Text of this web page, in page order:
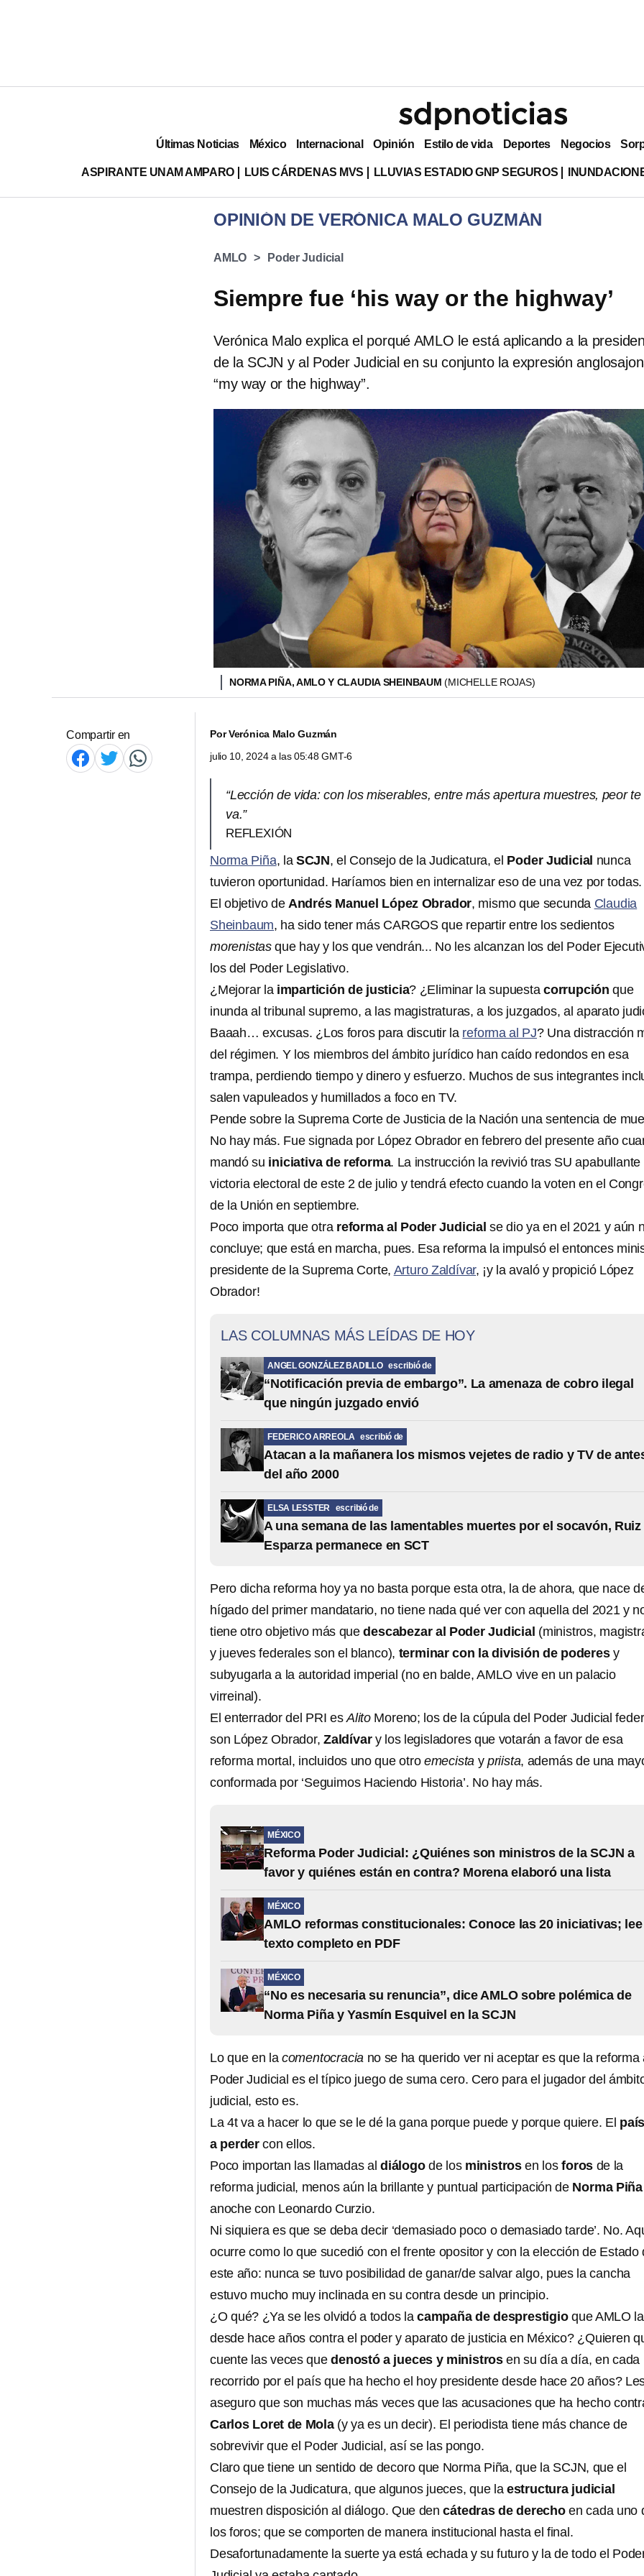
Últimas Noticias México Internacional Opinión Estilo de vida Deportes Negocios
ASPIRANTE UNAM AMPARO LUIS CÁRDENAS MVS LLUVIAS ESTADIO GNP SEGUROS
OPINIÓN DE VERÓNICA MALO GUZMÁN
AMLO Poder Judicial
Siempre fue ‘his way or the highway’
Verónica Malo explica el porqué AMLO le está aplicando a la
de la SCJN y al Poder Judicial en su conjunto la expresión
“my way or the highway”.
NORMA PIÑA, AMLO Y CLAUDIA SHEINBAUM(MICHELLE ROJAS)
Compartir en PorVerónica Malo Guzmán
julio 10, 2024 a las 05:48 GMT-6
“Lección de vida: con los miserables, entre más apertura muestres, peor te
va.”
REFLEXIÓN
Norma Piña, la SCJN, el Consejo de la Judicatura, el Poder Judicial nunca
tuvieron oportunidad. Haríamos bien en internalizar eso de una vez por todas.
El objetivo de Andrés Manuel López Obrador, mismo que secunda Claudia
Sheinbaum, ha sido tener más CARGOS que repartir entre los sedientos
morenistas que hay y los que vendrán... No les alcanzan los del Poder
los del Poder Legislativo.
¿Mejorar la impartición de justicia? ¿Eliminar la supuestacorrupción que
inunda al tribunal supremo, a las magistraturas, a los juzgados, al aparato
Baaah… excusas. ¿Los foros para discutir la reforma al PJ? Una distracción
del régimen. Y los miembros del ámbito jurídico han caído redondos en esa
trampa, perdiendo tiempo y dinero y esfuerzo. Muchos de sus integrantes
salen vapuleados y humillados a foco en TV.
Pende sobre la Suprema Corte de Justicia de la Nación una sentencia de
No hay más. Fue signada por López Obrador en febrero del presente año
mandó su iniciativa de reforma. La instrucción la revivió tras SU apabullante
victoria electoral de este 2 de julio y tendrá efecto cuando la voten en el
de la Unión en septiembre.
Poco importa que otra reforma al Poder Judicial se dio ya en el 2021 y aún
concluye; que está en marcha, pues. Esa reforma la impulsó el entonces
presidente de la Suprema Corte, Arturo Zaldívar, ¡y la avaló y propició López
Obrador!
LAS COLUMNAS MÁS LEÍDAS DE HOY
ANGEL GONZÁLEZ BADILLO escribió de
“Notificación previa de embargo”. La amenaza de cobro ilegal
que ningún juzgado envió
FEDERICO ARREOLA escribió de
Atacan a la mañanera los mismos vejetes de radio y TV de
del año 2000
ELSA LESSTER escribió de
A una semana de las lamentables muertes por el socavón, Ruiz
Esparza permanece en SCT
Pero dicha reforma hoy ya no basta porque esta otra, la de ahora, que nace
hígado del primer mandatario, no tiene nada qué ver con aquella del 2021 y
tiene otro objetivo más quedescabezar al Poder Judicial (ministros,
y jueves federales son el blanco), terminar con la división de poderesy
subyugarla a la autoridad imperial (no en balde, AMLO vive en un palacio
virreinal).
El enterrador del PRI esAlito Moreno; los de la cúpula del Poder Judicial
son López Obrador,Zaldívary los legisladores que votarán a favor de esa
reforma mortal, incluidos uno que otro emecista y priista, además de una
conformada por ‘Seguimos Haciendo Historia’. No hay más.
MÉXICO
Reforma Poder Judicial: ¿Quiénes son ministros de la SCJN a
favor y quiénes están en contra? Morena elaboró una lista
MÉXICO
AMLO reformas constitucionales: Conoce las 20 iniciativas;
texto completo en PDF
MÉXICO
“No es necesaria su renuncia”, dice AMLO sobre polémica de
Norma Piña y Yasmín Esquivel en la SCJN
Lo que en la comentocracia no se ha querido ver ni aceptar es que la reforma
Poder Judicial es el típico juego de suma cero. Cero para el jugador del
judicial, esto es.
La 4t va a hacer lo que se le dé la gana porque puede y porque quiere. El
a perder con ellos.
Poco importan las llamadas al diálogode los ministros en losforos de la
reforma judicial, menos aún la brillante y puntual participación de Norma Piña
anoche con Leonardo Curzio.
Ni siquiera es que se deba decir ‘demasiado poco o demasiado tarde’. No.
ocurre como lo que sucedió con el frente opositor y con la elección de Estado
este año: nunca se tuvo posibilidad de ganar/de salvar algo, pues la cancha
estuvo mucho muy inclinada en su contra desde un principio.
¿O qué? ¿Ya se les olvidó a todos la campaña de desprestigioque AMLO
desde hace años contra el poder y aparato de justicia en México? ¿Quieren
cuente las veces quedenostó a jueces y ministros en su día a día, en cada
recorrido por el país que ha hecho el hoy presidente desde hace 20 años?
aseguro que son muchas más veces que las acusaciones que ha hecho
Carlos Loret de Mola(y ya es un decir). El periodista tiene más chance de
sobrevivir que el Poder Judicial, así se las pongo.
Claro que tiene un sentido de decoro que Norma Piña, que la SCJN, que el
Consejo de la Judicatura, que algunos jueces, que la estructura judicial
muestren disposición al diálogo. Que dencátedras de derechoen cada uno
los foros; que se comporten de manera institucional hasta el final.
Desafortunadamente la suerte ya está echada y su futuro y la de todo el